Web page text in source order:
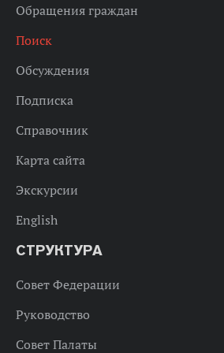
Обращения граждан
Поиск
Обсуждения
Подписка
Справочник
Карта сайта
Экскурсии
English
СТРУКТУРА
Совет Федерации
Руководство
Совет Палаты